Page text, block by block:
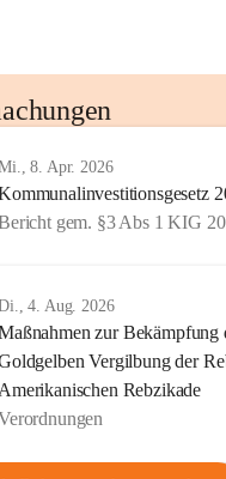
8. Apr. 2026
gem. §3 Abs 1 KIG
4. Aug. 2026
zur Bekämpfung
Vergilbung der
Amerikanischen Rebzikade